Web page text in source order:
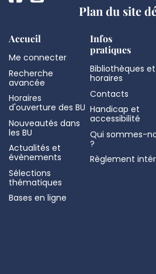
Plan du site
Accueil
Me connecter
Recherche
avancée
Horaires
d'ouverture des BU
Nouveautés dans
les BU
Actualités et
évènements
Sélections
thématiques
Bases en ligne
Infos
pratiques
Bibliothèques et
horaires
Contacts
Handicap et
accessibilité
Qui sommes-
?
Règlement